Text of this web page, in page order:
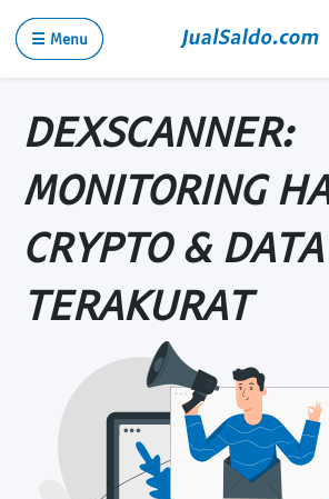
☰ Menu
DEXSCANNER:
MONITORING
CRYPTO &
TERAKURAT